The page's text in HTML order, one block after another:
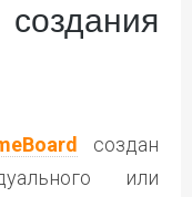
создан
или